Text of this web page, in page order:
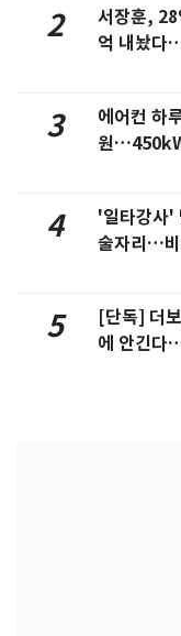
2
서장훈,
억 내놨다
3
에어컨 하
원
4
'일타강사'
술자리…비
5
[단독] 더
에 안긴다